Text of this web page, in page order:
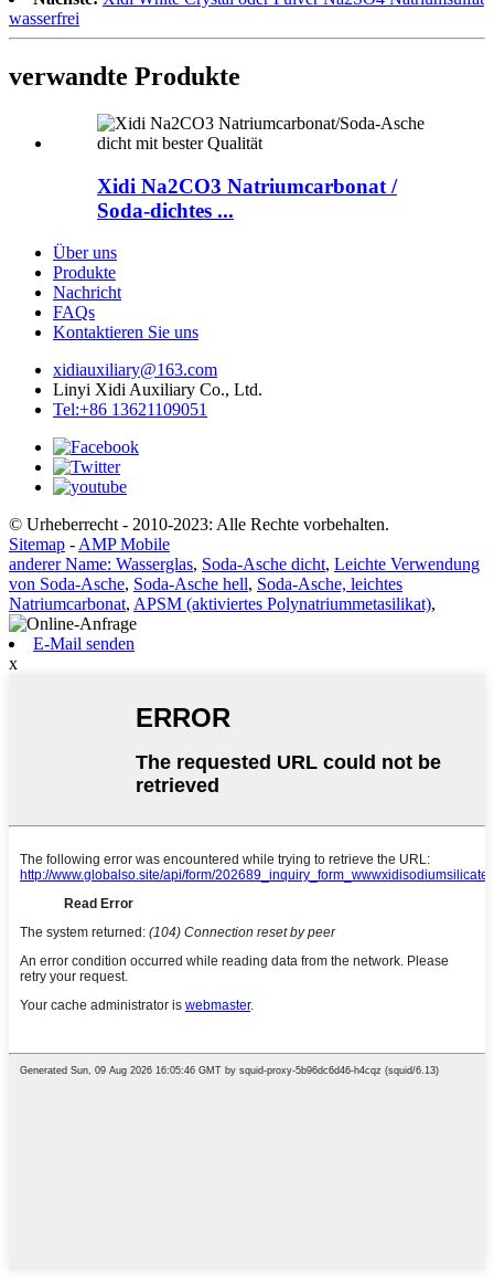
wasserfrei
verwandte Produkte
Xidi Na2CO3 Natriumcarbonat /
Soda-dichtes ...
Über uns
Produkte
Nachricht
FAQs
Kontaktieren Sie uns
xidiauxiliary@163.com
Linyi Xidi Auxiliary Co., Ltd.
Tel:+86 13621109051
© Urheberrecht - 2010-2023: Alle Rechte vorbehalten.
Sitemap - AMP Mobile
anderer Name: Wasserglas, Soda-Asche dicht, Leichte Verwendung
von Soda-Asche, Soda-Asche hell, Soda-Asche, leichtes
Natriumcarbonat, APSM (aktiviertes Polynatriummetasilikat),
E-Mail senden
x